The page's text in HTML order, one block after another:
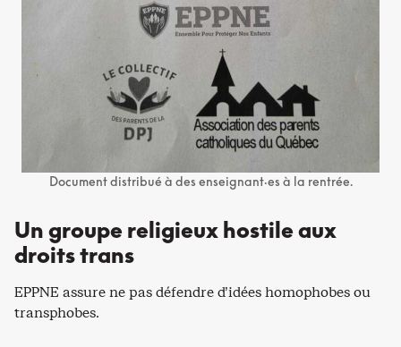
Document distribué à des enseignant·es à la rentrée.
Un groupe religieux hostile aux
droits trans
EPPNE assure ne pas défendre d’idées homophobes ou
transphobes.